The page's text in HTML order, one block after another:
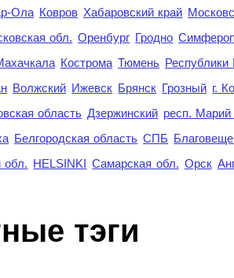
Ола Ковров Хабаровский край
обл. Оренбург Гродно
Кострома Тюмень Республики
Волжский Ижевск Брянск Грозный г.
область Дзержинский респ.
Белгородская область СПБ
обл. HELSINKI Самарская обл. Орск
тэги